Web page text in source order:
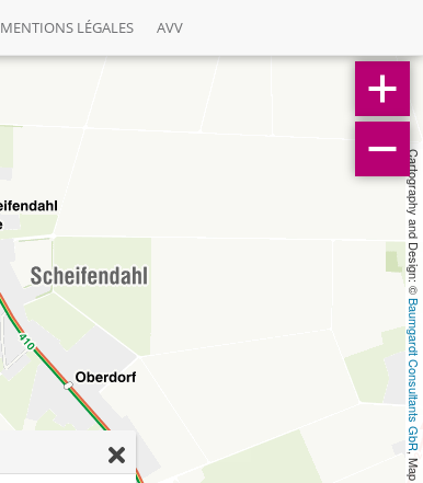
MENTIONS LÉGALES AVV
Cartography and Design: ©
Baumgardt Consultants GbR